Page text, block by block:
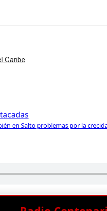
Caribe
en Salto problemas por la